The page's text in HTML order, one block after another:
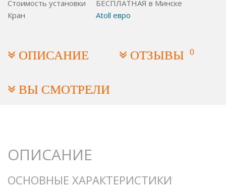
Стоимость установки
БЕСПЛАТНАЯ в Минске
Кран
Atoll евро
ОПИСАНИЕ ОТЗЫВЫ 0
ВЫ СМОТРЕЛИ
ОПИСАНИЕ
ОСНОВНЫЕ ХАРАКТЕРИСТИКИ